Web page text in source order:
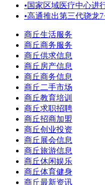
•国家区域医疗中心进
•高通推出第三代骁龙
商丘生活服务
商丘商务服务
商丘供求信息
商丘房产信息
商丘商务信息
商丘二手市场
商丘教育培训
商丘求职招聘
商丘招商加盟
商丘创业投资
商丘展会信息
商丘旅游信息
商丘休闲娱乐
商丘体育健身
商丘最新资讯